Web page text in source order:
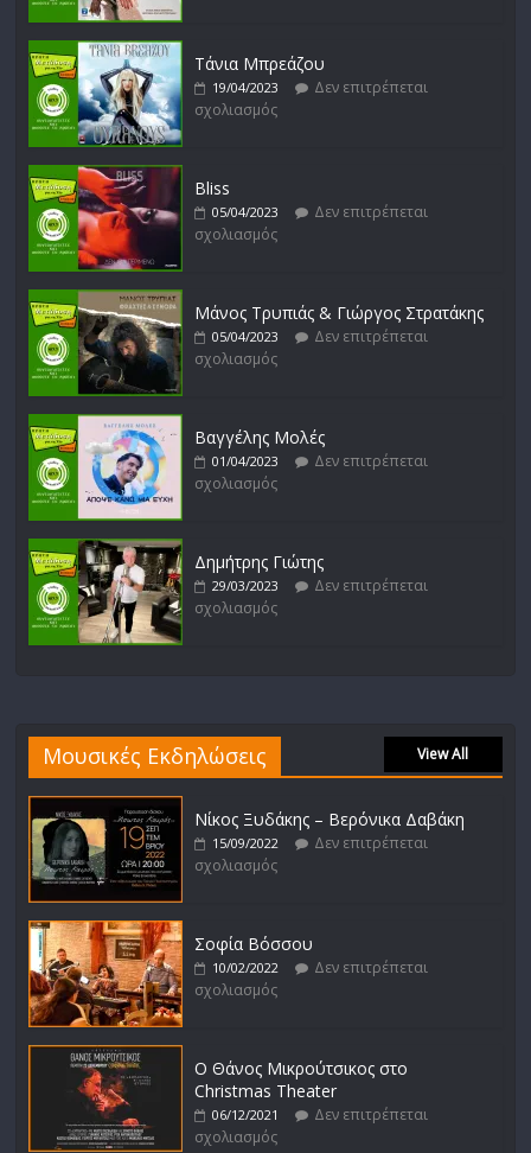
σχολιασμός
Τάνια Μπρεάζου
19/04/2023
Δεν επιτρέπεται
σχολιασμός
Bliss
05/04/2023
Δεν επιτρέπεται
σχολιασμός
Μάνος Τρυπιάς & Γιώργος Στρατάκης
05/04/2023
Δεν επιτρέπεται
σχολιασμός
Βαγγέλης Μολές
01/04/2023
Δεν επιτρέπεται
σχολιασμός
Δημήτρης Γιώτης
29/03/2023
Δεν επιτρέπεται
σχολιασμός
Μουσικές Εκδηλώσεις View All
Νίκος Ξυδάκης – Βερόνικα Δαβάκη
15/09/2022
Δεν επιτρέπεται
σχολιασμός
Σοφία Βόσσου
10/02/2022
Δεν επιτρέπεται
σχολιασμός
Ο Θάνος Μικρούτσικος στο
Christmas Theater
06/12/2021
Δεν επιτρέπεται
σχολιασμός